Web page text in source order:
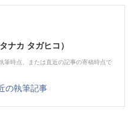
ナカ タガヒコ）
筆時点、または直近の記事の寄稿時点で
の執筆記事